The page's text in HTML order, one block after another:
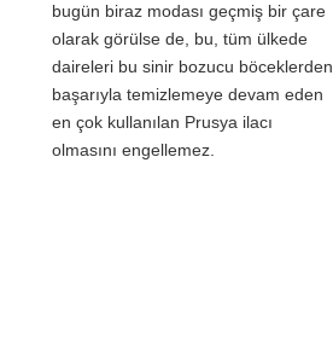
bugün biraz modası geçmiş bir çare
olarak görülse de, bu, tüm ülkede
daireleri bu sinir bozucu böceklerden
başarıyla temizlemeye devam eden
en çok kullanılan Prusya ilacı
olmasını engellemez.